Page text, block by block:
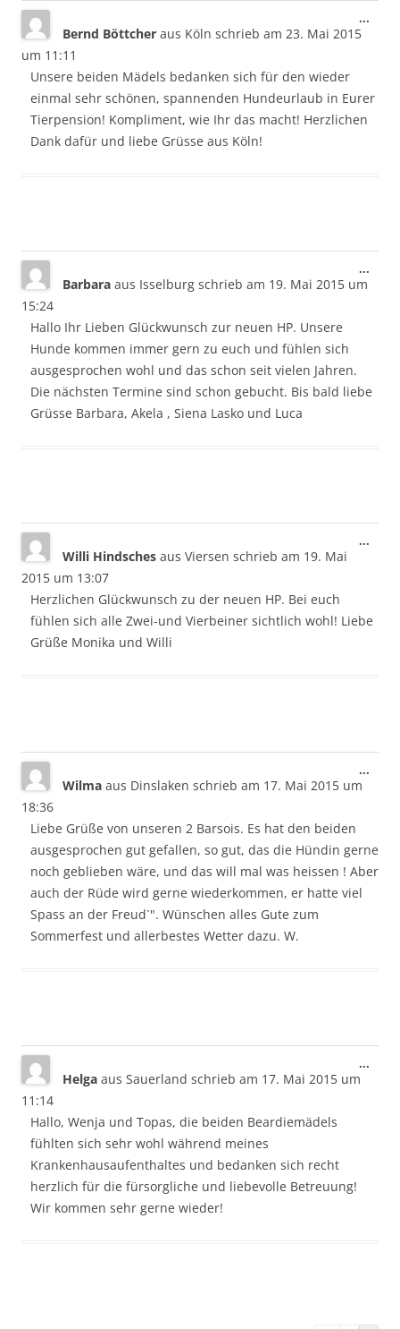
Bernd Böttcher aus Köln schrieb am 23. Mai 2015
um 11:11
Unsere beiden Mädels bedanken sich für den wieder
einmal sehr schönen, spannenden Hundeurlaub in Eurer
Tierpension! Kompliment, wie Ihr das macht! Herzlichen
Dank dafür und liebe Grüsse aus Köln!
...
Barbara aus Isselburg schrieb am 19. Mai 2015 um
15:24
Hallo Ihr Lieben Glückwunsch zur neuen HP. Unsere
Hunde kommen immer gern zu euch und fühlen sich
ausgesprochen wohl und das schon seit vielen Jahren.
Die nächsten Termine sind schon gebucht. Bis bald liebe
Grüsse Barbara, Akela , Siena Lasko und Luca
...
Willi Hindsches aus Viersen schrieb am 19. Mai
2015 um 13:07
Herzlichen Glückwunsch zu der neuen HP. Bei euch
fühlen sich alle Zwei-und Vierbeiner sichtlich wohl! Liebe
Grüße Monika und Willi
...
Wilma aus Dinslaken schrieb am 17. Mai 2015 um
18:36
Liebe Grüße von unseren 2 Barsois. Es hat den beiden
ausgesprochen gut gefallen, so gut, das die Hündin gerne
noch geblieben wäre, und das will mal was heissen ! Aber
auch der Rüde wird gerne wiederkommen, er hatte viel
Spass an der Freud`". Wünschen alles Gute zum
Sommerfest und allerbestes Wetter dazu. W.
...
Helga aus Sauerland schrieb am 17. Mai 2015 um
11:14
Hallo, Wenja und Topas, die beiden Beardiemädels
fühlten sich sehr wohl während meines
Krankenhausaufenthaltes und bedanken sich recht
herzlich für die fürsorgliche und liebevolle Betreuung!
Wir kommen sehr gerne wieder!
...